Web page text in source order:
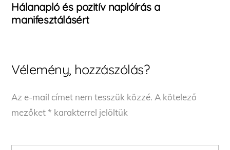
Hálanapló és pozitív naplóírás a
manifesztálásért
Vélemény, hozzászólás?
Az e-mail címet nem tesszük közzé. A kötelező
mezőket* karakterrel jelöltük